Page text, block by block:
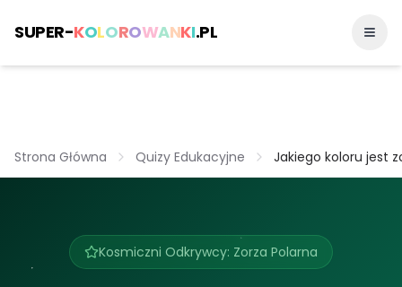
SUPER-KOLOROWANKI.PL
Strona Główna Quizy Edukacyjne Jakiego koloru jest
Kosmiczni Odkrywcy: Zorza Polarna